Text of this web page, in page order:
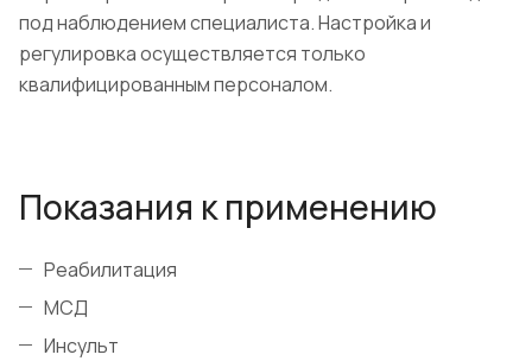
под наблюдением специалиста. Настройка и
регулировка осуществляется только
квалифицированным персоналом.
Показания к применению
Реабилитация
МСД
Инсульт